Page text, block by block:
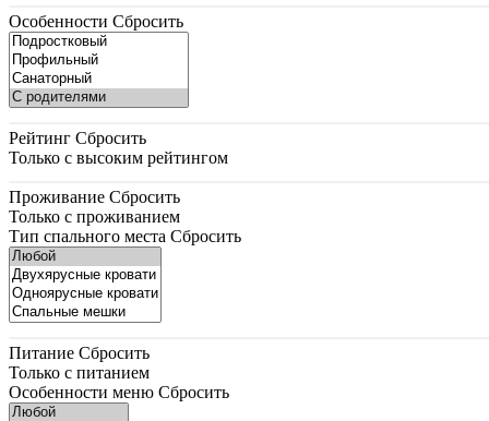
Особенности Сбросить
Рейтинг Сбросить
Только с высоким рейтингом
Проживание Сбросить
Только с проживанием
Тип спального места Сбросить
Питание Сбросить
Только с питанием
Особенности меню Сбросить